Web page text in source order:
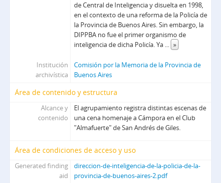
de Central de Inteligencia y disuelta en 1998,
en el contexto de una reforma de la Policía de
la Provincia de Buenos Aires. Sin embargo, la
DIPPBA no fue el primer organismo de
inteligencia de dicha Policía. Ya ... »
Institución
archivística
Comisión por la Memoria de la Provincia de
Buenos Aires
Área de contenido y estructura
Alcance y
contenido
El agrupamiento registra distintas escenas de
una cena homenaje a Cámpora en el Club
"Almafuerte" de San Andrés de Giles.
Área de condiciones de acceso y uso
Generated finding
aid
direccion-de-inteligencia-de-la-policia-de-la-
provincia-de-buenos-aires-2.pdf